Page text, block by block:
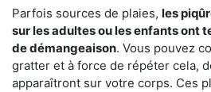
Parfois sources de plaies, les
sur les adultes ou les enfants ont
de démangeaison. Vous pouvez
gratter et à force de répéter cela,
apparaîtront sur votre corps. Ces